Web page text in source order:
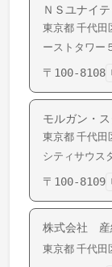
ＮＳユナイ
東京都 千代田
ーストタワー
〒 100-8108
モルガン・
東京都 千代田
シティサウス
〒 100-8109
株式会社 産
東京都 千代田